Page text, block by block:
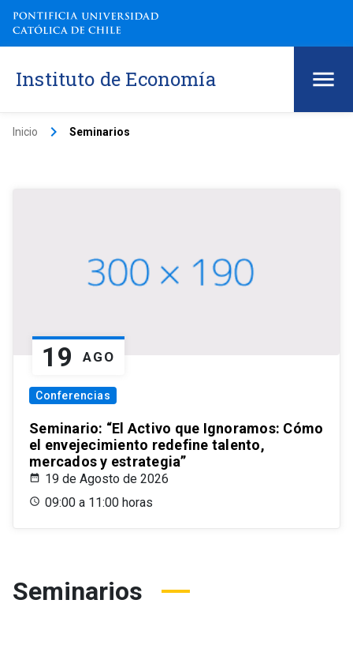
Instituto de Economía
Inicio keyboard_arrow_right Seminarios
19 AGO
Conferencias
Seminario: “El Activo que Ignoramos: Cómo
el envejecimiento redefine talento,
mercados y estrategia”
19 de Agosto de 2026
09:00 a 11:00 horas
Seminarios